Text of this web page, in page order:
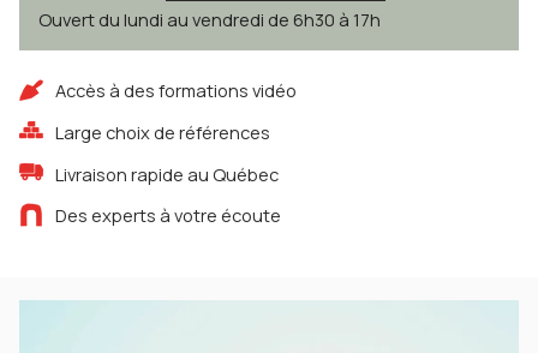
Ouvert du lundi au vendredi de 6h30 à 17h
Accès à des formations vidéo
Large choix de références
Livraison rapide au Québec
Des experts à votre écoute